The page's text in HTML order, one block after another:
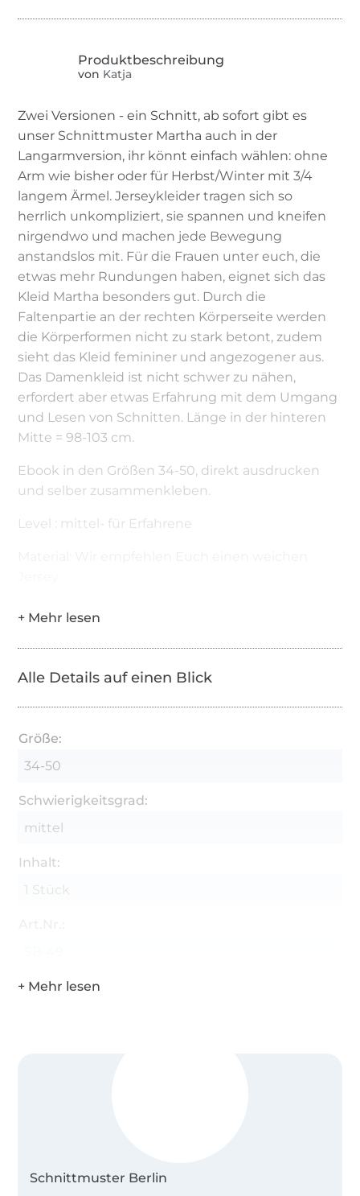
von Katja
Zwei Versionen - ein Schnitt, ab sofort gibt es
unser Schnittmuster Martha auch in der
Langarmversion, ihr könnt einfach wählen: ohne
Arm wie bisher oder für Herbst/Winter mit 3/4
langem Ärmel. Jerseykleider tragen sich so
herrlich unkompliziert, sie spannen und kneifen
nirgendwo und machen jede Bewegung
anstandslos mit. Für die Frauen unter euch, die
etwas mehr Rundungen haben, eignet sich das
Kleid Martha besonders gut. Durch die
Faltenpartie an der rechten Körperseite werden
die Körperformen nicht zu stark betont, zudem
sieht das Kleid femininer und angezogener aus.
Das Damenkleid ist nicht schwer zu nähen,
erfordert aber etwas Erfahrung mit dem Umgang
und Lesen von Schnitten. Länge in der hinteren
Mitte = 98-103 cm.
Ebook in den Größen 34-50, direkt ausdrucken
und selber zusammenkleben.
Level : mittel- für Erfahrene
Alle Details auf einen Blick
Größe:
34-50
Schwierigkeitsgrad:
mittel
Inhalt:
1 Stück
Schnittmuster Berlin